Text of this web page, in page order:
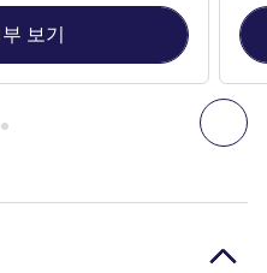
다
- 1 double bed -
보기